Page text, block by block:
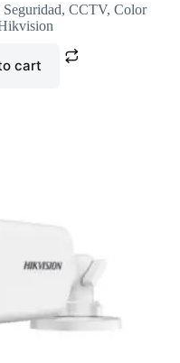
Seguridad,CCTV,Color
cart